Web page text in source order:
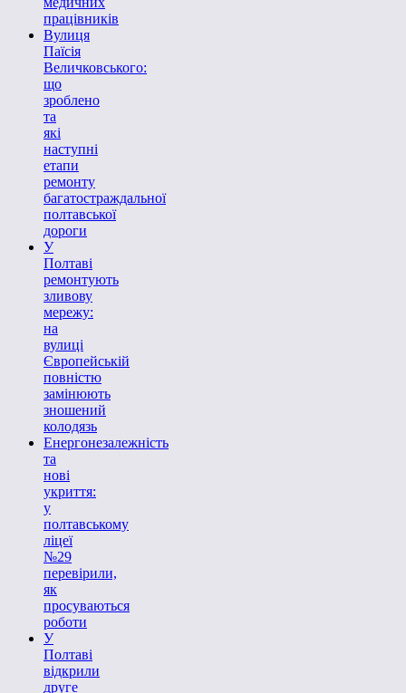
працівників
Вулиця
Паїсія
Величковського:
що
зроблено
та
які
наступні
етапи
ремонту
багатостраждальної
полтавської
дороги
У
Полтаві
ремонтують
зливову
мережу:
на
вулиці
Європейській
повністю
замінюють
зношений
колодязь
Енергонезалежність
та
нові
укриття:
у
полтавському
ліцеї
№29
перевірили,
як
просуваються
роботи
У
Полтаві
відкрили
друге